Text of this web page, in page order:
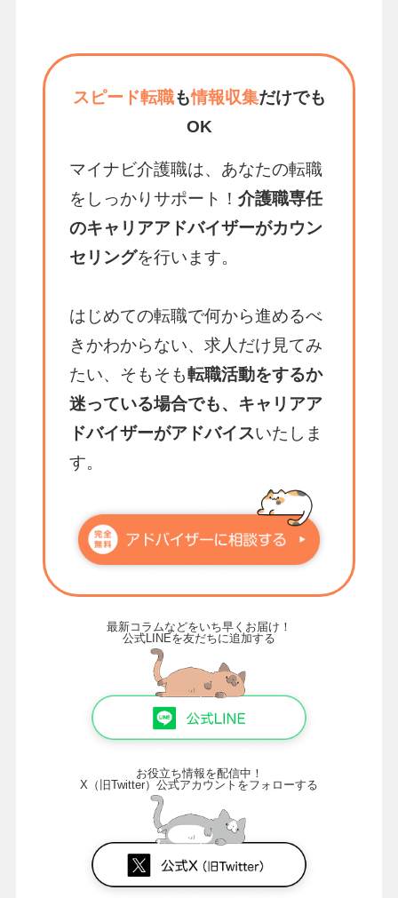
スピード転職も情報収集だけでも
OK
マイナビ介護職は、あなたの転職
をしっかりサポート！ 介護職専任
のキャリアアドバイザーがカウン
セリングを行います。
はじめての転職で何から進めるべ
きかわからない、求人だけ見てみ
たい、そもそも転職活動をするか
迷っている場合でも、キャリアア
ドバイザーがアドバイスいたしま
す。
最新コラムなどをいち早くお届け！
公式LINEを友だちに追加する
お役立ち情報を配信中！
X（旧Twitter）公式アカウントをフォローする